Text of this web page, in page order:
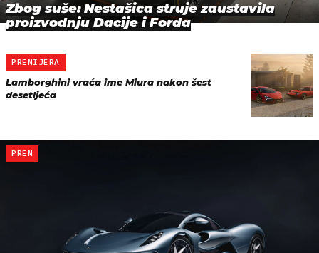
Zbog suše: Nestašica struje zaustavila
proizvodnju Dacije i Forda
PREMIJERA
Lamborghini vraća ime Miura nakon šest
desetljeća
PREM